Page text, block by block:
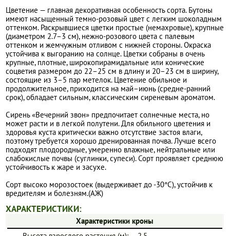
Цветение — главная декоративная особенность сорта. Бутоны
имеют насыщенный темно-розовый цвет с легким шоколадным
оттенком. Раскрывшиеся цветки простые (немахровые), крупные
(диаметром 2.7–3 см), нежно-розового цвета с палевым
оттенком и жемчужным отливом с нижней стороны. Окраска
устойчива к выгоранию на солнце. Цветки собраны в очень
крупные, плотные, широкопирамидальные или конические
соцветия размером до 22–25 см в длину и 20–23 см в ширину,
состоящие из 3–5 пар метелок. Цветение обильное и
продолжительное, приходится на май–июнь (средне-ранний
срок), обладает сильным, классическим сиреневым ароматом.
Сирень «Вечерний звон» предпочитает солнечные места, но
может расти и в легкой полутени. Для обильного цветения и
здоровья куста критически важно отсутствие застоя влаги,
поэтому требуется хорошо дренированная почва. Лучше всего
подходят плодородные, умеренно влажные, нейтральные или
слабокислые почвы (суглинки, супеси). Сорт проявляет среднюю
устойчивость к жаре и засухе.
Сорт высоко морозостоек (выдерживает до -30°C), устойчив к
вредителям и болезням.(АЖ)
ХАРАКТЕРИСТИКИ:
Характеристики кроны